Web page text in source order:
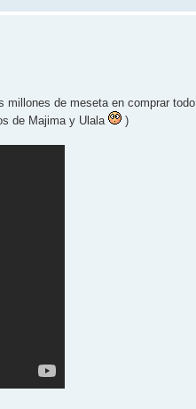
millones de meseta en comprar todo
de Majima y Ulala
)